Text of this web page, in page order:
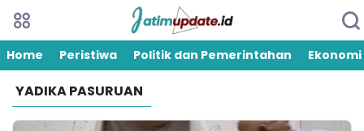
Home Peristiwa Politik dan Pemerintahan Ekonomi
YADIKA PASURUAN